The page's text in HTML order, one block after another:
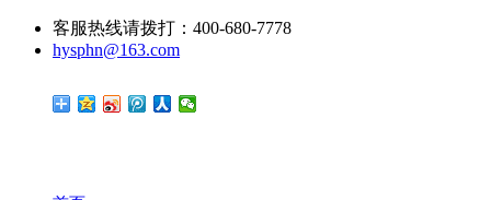
客服热线请拨打：400-680-7778
hysphn@163.com